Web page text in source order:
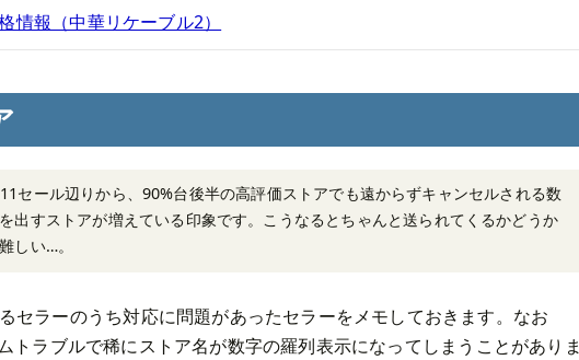
情報（中華リケーブル2）
セール辺りから、90%台後半の高評価ストアでも遠からずキャンセルされる数
出すストアが増えている印象です。こうなるとちゃんと送られてくるかどうか
しい…。
セラーのうち対応に問題があったセラーをメモしておきます。なお
トラブルで稀にストア名が数字の羅列表示になってしまうことがありま